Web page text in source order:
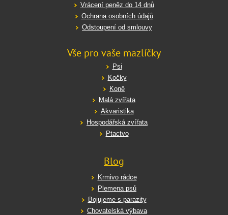
Vrácení peněz do 14 dnů
Ochrana osobních údajů
Odstoupení od smlouvy
Vše pro vaše mazlíčky
Psi
Kočky
Koně
Malá zvířata
Akvaristika
Hospodářská zvířata
Ptactvo
Blog
Krmivo rádce
Plemena psů
Bojujeme s parazity
Chovatelská výbava